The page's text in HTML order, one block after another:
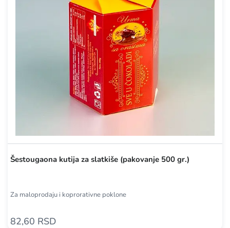
Šestougaona kutija za slatkiše (pakovanje 500 gr.)
Za maloprodaju i koprorativne poklone
82,60 RSD